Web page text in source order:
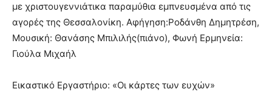
με χριστουγεννιάτικα παραμύθια εμπνευσμένα από τις
αγορές της Θεσσαλονίκη. Αφήγηση:Ροδάνθη Δημητρέση,
Μουσική: Θανάσης Μπιλιλής(πιάνο), Φωνή Ερμηνεία:
Γιούλα Μιχαήλ
Εικαστικό Εργαστήριο: «Οι κάρτες των ευχών»